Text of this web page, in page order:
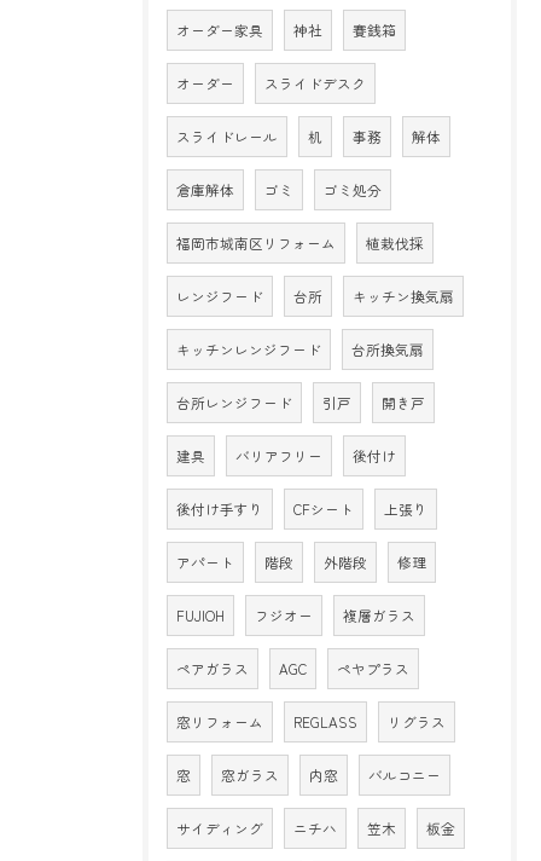
オーダー家具 神社 賽銭箱
オーダー スライドデスク
スライドレール 机 事務 解体
倉庫解体 ゴミ ゴミ処分
福岡市城南区リフォーム 植栽伐採
レンジフード 台所 キッチン換気扇
キッチンレンジフード 台所換気扇
台所レンジフード 引戸 開き戸
建具 バリアフリー 後付け
後付け手すり CFシート 上張り
アパート 階段 外階段 修理
FUJIOH フジオー 複層ガラス
ペアガラス AGC ペヤプラス
窓リフォーム REGLASS リグラス
窓 窓ガラス 内窓 バルコニー
サイディング ニチハ 笠木 板金